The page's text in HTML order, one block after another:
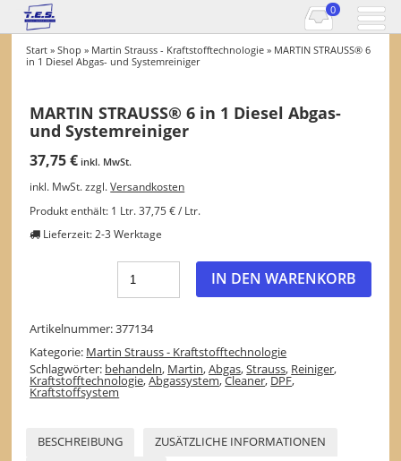
0
Start »Shop » Martin Strauss - Kraftstofftechnologie » MARTIN STRAUSS® 6
in 1 Diesel Abgas- und Systemreiniger
MARTIN STRAUSS® 6 in 1 Diesel Abgas-
und Systemreiniger
37,75€ inkl. MwSt.
inkl. MwSt. zzgl.Versandkosten
Produkt enthält: 1 Ltr. 37,75€/ Ltr.
Lieferzeit:2-3 Werktage
IN DEN WARENKORB
Artikelnummer:377134
Kategorie: Martin Strauss - Kraftstofftechnologie
Schlagwörter: behandeln, Martin,Abgas,Strauss, Reiniger,
Kraftstofftechnologie,Abgassystem,Cleaner, DPF,
Kraftstoffsystem
BESCHREIBUNG
ZUSÄTZLICHE INFORMATIONEN